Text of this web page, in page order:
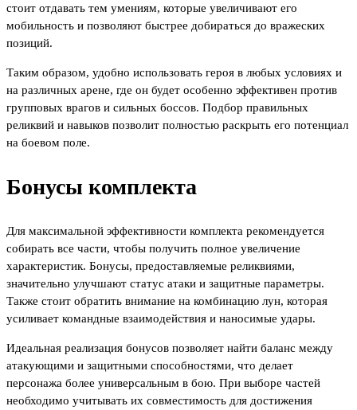
стоит отдавать тем умениям, которые увеличивают его
мобильность и позволяют быстрее добираться до вражеских
позиций.
Таким образом, удобно использовать героя в любых условиях и
на различных арене, где он будет особенно эффективен против
групповых врагов и сильных боссов. Подбор правильных
реликвий и навыков позволит полностью раскрыть его потенциал
на боевом поле.
Бонусы комплекта
Для максимальной эффективности комплекта рекомендуется
собирать все части, чтобы получить полное увеличение
характеристик. Бонусы, предоставляемые реликвиями,
значительно улучшают статус атаки и защитные параметры.
Также стоит обратить внимание на комбинацию лун, которая
усиливает командные взаимодействия и наносимые удары.
Идеальная реализация бонусов позволяет найти баланс между
атакующими и защитными способностями, что делает
персонажа более универсальным в бою. При выборе частей
необходимо учитывать их совместимость для достижения